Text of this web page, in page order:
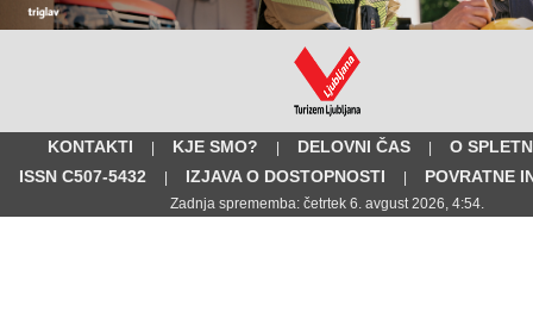
KONTAKTI | KJE SMO? | DELOVNI ČAS |
O
ISSN C507-5432
| IZJAVA O DOSTOPNOSTI | POVRATNE
Zadnja sprememba: četrtek 6. avgust 2026, 4:54.